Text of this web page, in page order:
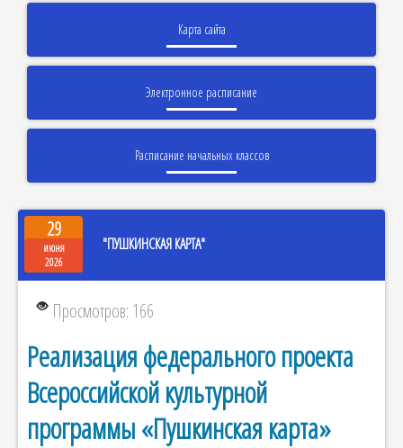
Карта сайта
Электронное расписание
Расписание начальных классов
29
июня
2026
"ПУШКИНСКАЯ КАРТА"
Просмотров: 166
Реализация федерального проекта
Всероссийской культурной
программы «Пушкинская карта»